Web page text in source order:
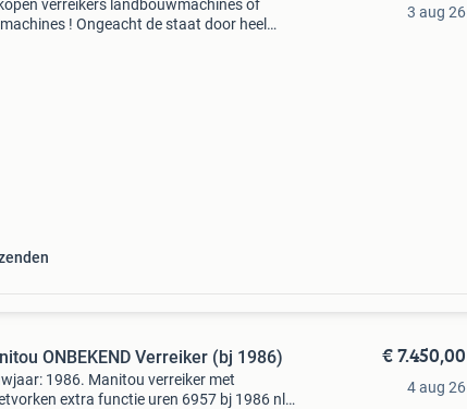
verreikers landbouwmachines of
! Ongeacht de staat door heel
3 aug 26
ONBEKEND Verreiker (bj 1986)
1986. Manitou verreiker met
extra functie uren 6957 bj 1986 nl
€ 7.450,00
4 aug 26